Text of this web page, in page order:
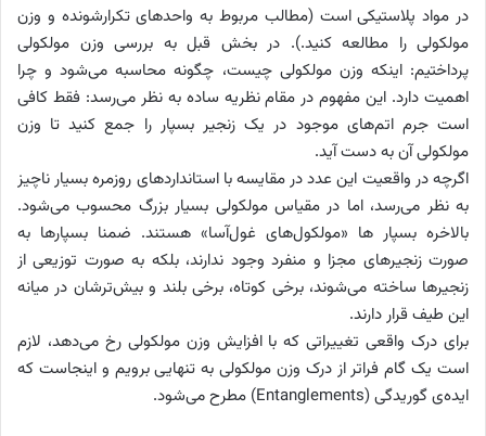
در مواد پلاستیکی است (مطالب مربوط به واحدهای تکرارشونده و وزن
مولکولی را مطالعه کنید.). در بخش قبل به بررسی وزن مولکولی
پرداختیم: اینکه وزن مولکولی چیست، چگونه محاسبه می‌شود و چرا
اهمیت دارد. این مفهوم در مقام نظریه ساده به نظر می‌رسد: فقط کافی
است جرم اتم‌های موجود در یک زنجیر بسپار را جمع کنید تا وزن
مولکولی آن به دست آید.
اگرچه در واقعیت این عدد در مقایسه با استانداردهای روزمره بسیار ناچیز
به نظر می‌رسد، اما در مقیاس مولکولی بسیار بزرگ محسوب می‌شود.
بالاخره بسپار ها «مولکول‌های غول‌آسا» هستند. ضمنا بسپار‌ها به
صورت زنجیرهای مجزا و منفرد وجود ندارند، بلکه به صورت توزیعی از
زنجیرها ساخته می‌شوند، برخی کوتاه، برخی بلند و بیش‌ترشان در میانه
این طیف قرار دارند.
برای درک واقعی تغییراتی که با افزایش وزن مولکولی رخ می‌دهد، لازم
است یک گام فراتر از درک وزن مولکولی به تنهایی برویم و اینجاست که
ایده‌ی گوریدگی (Entanglements) مطرح می‌شود.